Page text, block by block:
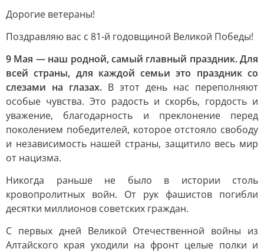
Дорогие ветераны!
Поздравляю вас с 81-й годовщиной Великой Победы!
9 Мая — наш родной, самый главный праздник. Для
всей страны, для каждой семьи это праздник со
слезами на глазах. В этот день нас переполняют
особые чувства. Это радость и скорбь, гордость и
уважение, благодарность и преклонение перед
поколением победителей, которое отстояло свободу
и независимость нашей страны, защитило весь мир
от нацизма.
Никогда раньше не было в истории столь
кровопролитных войн. От рук фашистов погибли
десятки миллионов советских граждан.
С первых дней Великой Отечественной войны из
Алтайского края уходили на фронт целые полки и